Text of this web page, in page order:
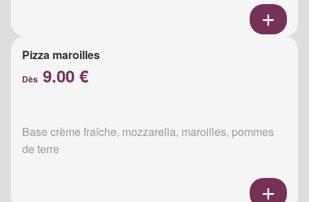
Pizza maroilles
Dès 9.00 €
Base crème fraîche, mozzarella, maroilles, pommes
de terre